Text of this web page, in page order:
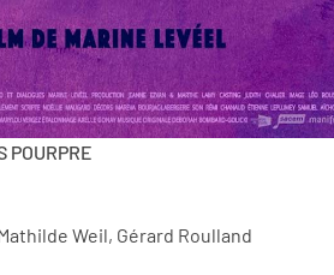
POURPRE
Weil, Gérard Roulland